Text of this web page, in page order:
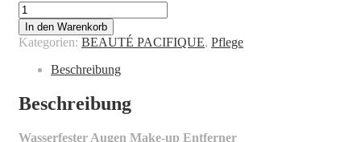
BEAUTÉ
PACIFIQUE
-
WATERPROOF
EYE
MAKE-
UP
REMOVER
In den Warenkorb
Kategorien: BEAUTÉ PACIFIQUE, Pflege
Beschreibung
Beschreibung
Wasserfester Augen Make-up Entferner